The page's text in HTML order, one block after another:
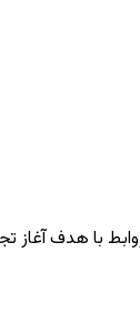
با هدف آغاز